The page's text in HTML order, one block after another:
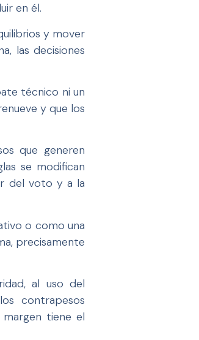
en él.
y mover
las decisiones
técnico ni un
y que los
que generen
se modifican
del voto y a la
o como una
precisamente
al uso del
contrapesos
tiene el